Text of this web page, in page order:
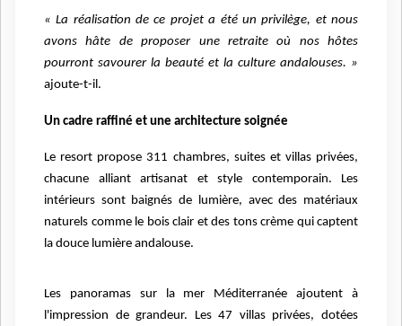
« La réalisation de ce projet a été un privilège, et nous
avons hâte de proposer une retraite où nos hôtes
pourront savourer la beauté et la culture andalouses. »
ajoute-t-il.
Un cadre raffiné et une architecture soignée
Le resort propose 311 chambres, suites et villas privées,
chacune alliant artisanat et style contemporain. Les
intérieurs sont baignés de lumière, avec des matériaux
naturels comme le bois clair et des tons crème qui captent
la douce lumière andalouse.
Les panoramas sur la mer Méditerranée ajoutent à
l'impression de grandeur. Les 47 villas privées, dotées